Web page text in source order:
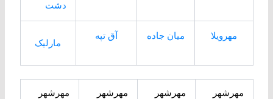
دشت
مهرویلا میان جاده آق تپه
مارلیک
مهرشهر
مهرشهر
مهرشهر
مهرشهر